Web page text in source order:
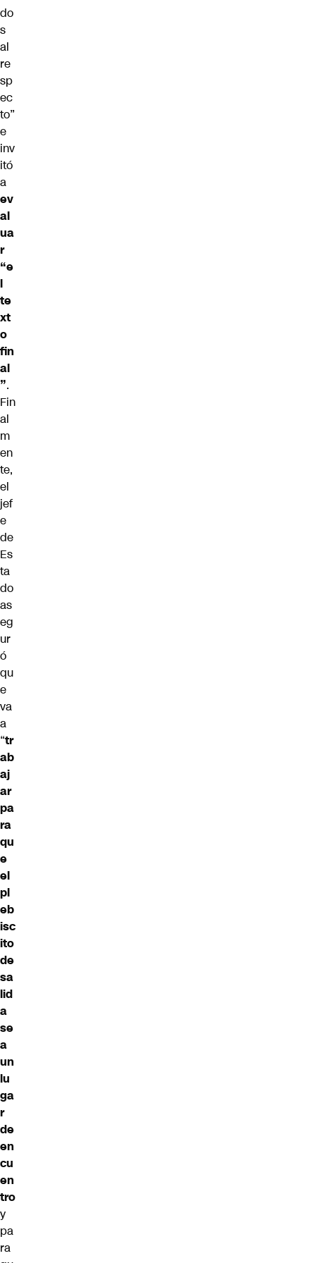
do
s
al
re
sp
ec
to”
e
inv
itó
a
ev
al
ua
r
“e
l
te
xt
o
fin
al
”.
Fin
al
m
en
te,
el
jef
e
de
Es
ta
do
as
eg
ur
ó
qu
e
va
a
“tr
ab
aj
ar
pa
ra
qu
e
el
pl
eb
isc
ito
de
sa
lid
a
se
a
un
lu
ga
r
de
en
cu
en
tro
y
pa
ra